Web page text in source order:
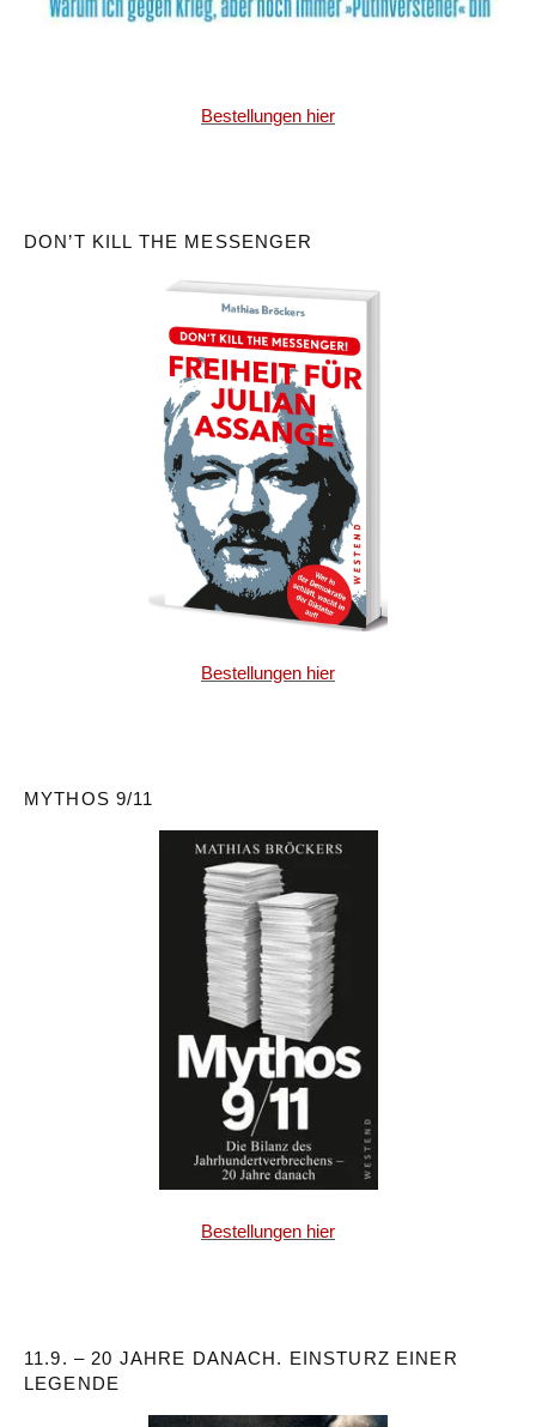
Bestellungen hier
DON’T KILL THE MESSENGER
Bestellungen hier
MYTHOS 9/11
Bestellungen hier
11.9. – 20 JAHRE DANACH. EINSTURZ EINER
LEGENDE